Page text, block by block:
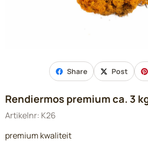
Share Post
Rendiermos premium ca. 3
Artikelnr: K26
premium kwaliteit